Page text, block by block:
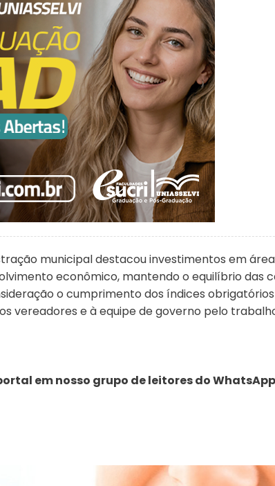
municipal destacou investimentos em
econômico, mantendo o equilíbrio das
o cumprimento dos índices
vereadores e à equipe de governo pelo
em nosso grupo de leitores do